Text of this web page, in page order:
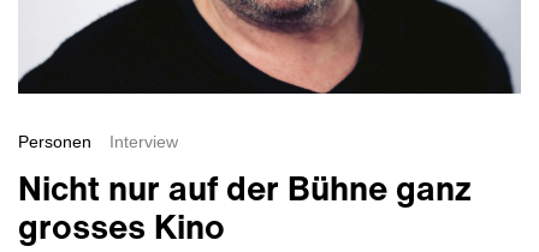
Personen Interview
Nicht nur auf der Bühne ganz
grosses Kino